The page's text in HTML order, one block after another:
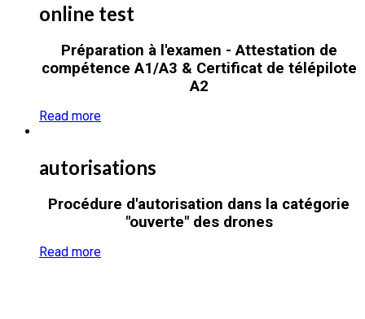
online test
Préparation à l'examen - Attestation de
compétence A1/A3 & Certificat de télépilote
A2
Read more
autorisations
Procédure d'autorisation dans la catégorie
"ouverte" des drones
Read more